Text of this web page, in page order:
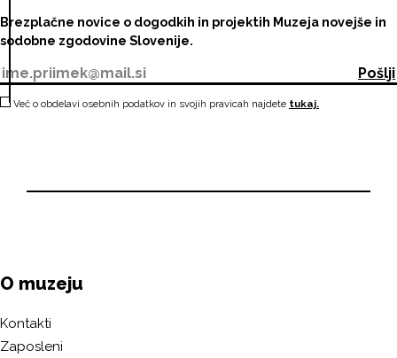
Brezplačne novice o dogodkih in projektih Muzeja novejše in
sodobne zgodovine Slovenije.
Pošlji
Več o obdelavi osebnih podatkov in svojih pravicah najdete tukaj.
O muzeju
Kontakti
Zaposleni